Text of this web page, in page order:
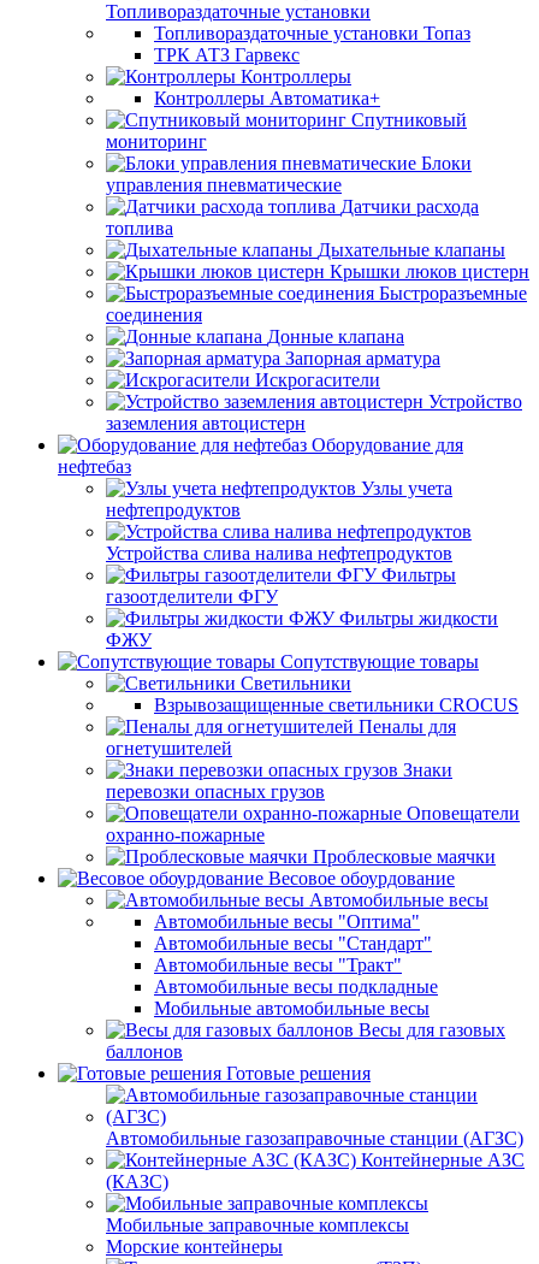
Топливораздаточные установки
Топливораздаточные установки Топаз
ТРК АТЗ Гарвекс
Контроллеры
Контроллеры Автоматика+
Спутниковый
мониторинг
Блоки
управления пневматические
Датчики расхода
топлива
Дыхательные клапаны
Крышки люков цистерн
Быстроразъемные
соединения
Донные клапана
Запорная арматура
Искрогасители
Устройство
заземления автоцистерн
Оборудование для
нефтебаз
Узлы учета
нефтепродуктов
Устройства слива налива нефтепродуктов
Фильтры
газоотделители ФГУ
Фильтры жидкости
ФЖУ
Сопутствующие товары
Светильники
Взрывозащищенные светильники CROCUS
Пеналы для
огнетушителей
Знаки
перевозки опасных грузов
Оповещатели
охранно-пожарные
Проблесковые маячки
Весовое обоурдование
Автомобильные весы
Автомобильные весы "Оптима"
Автомобильные весы "Стандарт"
Автомобильные весы "Тракт"
Автомобильные весы подкладные
Мобильные автомобильные весы
Весы для газовых
баллонов
Готовые решения
Автомобильные газозаправочные станции (АГЗС)
Контейнерные АЗС
(КАЗС)
Мобильные заправочные комплексы
Морские контейнеры